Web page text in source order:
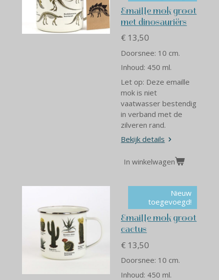
Emaille mok groot
met dinosauriërs
€ 13,50
Doorsnee: 10 cm.
Inhoud: 450 ml.
Let op: Deze emaille
mok is niet
vaatwasser bestendig
in verband met de
zilveren rand.
Bekijk details
In winkelwagen
Nieuw
toegevoegd!
Emaille mok groot
cactus
€ 13,50
Doorsnee: 10 cm.
Inhoud: 450 ml.